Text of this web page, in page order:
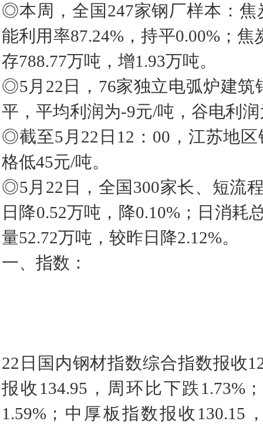
◎本周，全国247家钢厂样本：焦
能利用率87.24%，持平0.00%；
存788.77万吨，增1.93万吨。
◎5月22日，76家独立电弧炉建筑
平，平均利润为-9元/吨，谷电利
◎截至5月22日12：00，江苏地
格低45元/吨。
◎5月22日，全国300家长、短流
日降0.52万吨，降0.10%；日消耗
量52.72万吨，较昨日降2.12%。
一、指数：
22日国内钢材指数综合指数报收
报收134.95，周环比下跌1.73%
1.59%；中厚板指数报收130.15